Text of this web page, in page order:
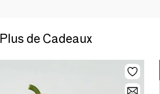
Plus de Cadeaux